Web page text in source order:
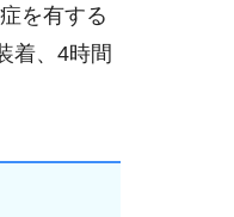
を有する
着、4時間